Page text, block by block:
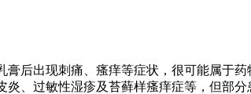
后出现刺痛、瘙痒等症状，很可能属于
、过敏性湿疹及苔藓样瘙痒症等，但部